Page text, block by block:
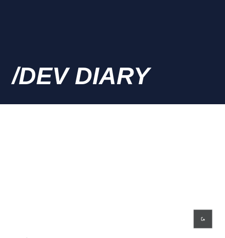
/DEV DIARY